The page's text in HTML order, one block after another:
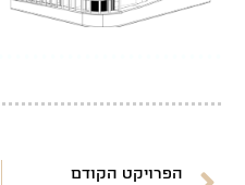
הפרויקט הקודם